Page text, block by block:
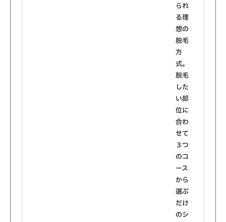
られ
る理
想の
脱毛
方
式。
脱毛
した
い部
位に
合わ
せて
３つ
のコ
ース
から
選ぶ
だけ
のシ